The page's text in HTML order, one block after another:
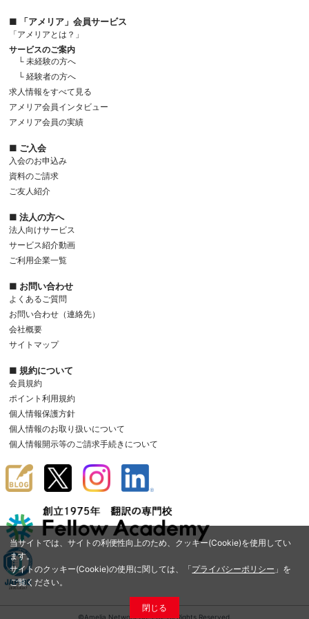
当サイトでは、サイトの利便性向上のため、クッキー(Cookie)を使用してい
ます。
サイトのクッキー(Cookie)の使用に関しては、「プライバシーポリシー 」を
ご覧ください。
閉じる
■ 「アメリア」会員サービス
「アメリアとは？」
サービスのご案内
└ 未経験の方へ
└ 経験者の方へ
求人情報をすべて見る
アメリア会員インタビュー
アメリア会員の実績
■ ご入会
入会のお申込み
資料のご請求
ご友人紹介
■ 法人の方へ
法人向けサービス
サービス紹介動画
ご利用企業一覧
■ お問い合わせ
よくあるご質問
お問い合わせ（連絡先）
会社概要
サイトマップ
■ 規約について
会員規約
ポイント利用規約
個人情報保護方針
個人情報のお取り扱いについて
個人情報開示等のご請求手続きについて
©Amelia Network Co.,Ltd. All Rights Reserved.